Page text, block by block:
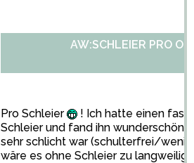
AW:SCHLEIER PRO
Pro Schleier
! Ich hatte einen
Schleier und fand ihn wunderschön.
sehr schlicht war (schulterfrei/
wäre es ohne Schleier zu langweilig